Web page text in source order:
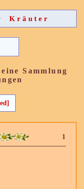
Kräuter
Sammlung
1